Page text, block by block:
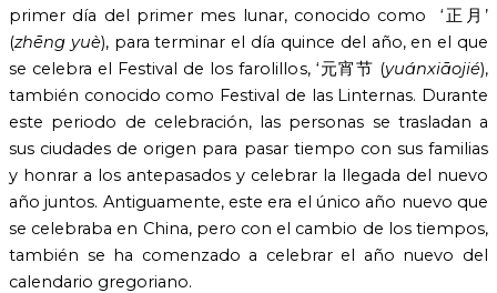
primer día del primer mes lunar, conocido como ‘正月’
(zhēng yuè), para terminar el día quince del año, en el que
se celebra el Festival de los farolillos, ‘元宵节 (yuánxiāojié),
también conocido como Festival de las Linternas. Durante
este periodo de celebración, las personas se trasladan a
sus ciudades de origen para pasar tiempo con sus familias
y honrar a los antepasados y celebrar la llegada del nuevo
año juntos. Antiguamente, este era el único año nuevo que
se celebraba en China, pero con el cambio de los tiempos,
también se ha comenzado a celebrar el año nuevo del
calendario gregoriano.